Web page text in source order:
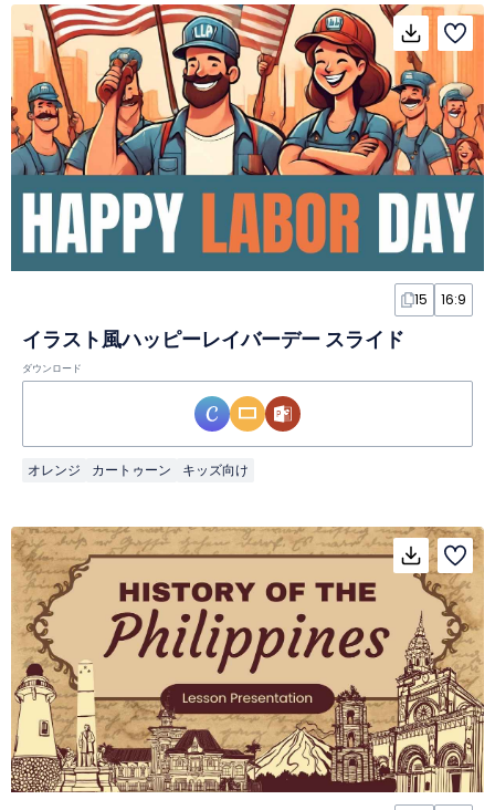
15 16:9
イラスト風ハッピーレイバーデー スライド
ダウンロード
オレンジ カートゥーン キッズ向け